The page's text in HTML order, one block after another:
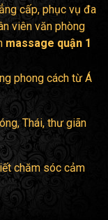
cấp, phục vụ đa
viên văn phòng
massage quận 1
phong cách từ Á
Thái, thư giãn
chăm sóc cảm